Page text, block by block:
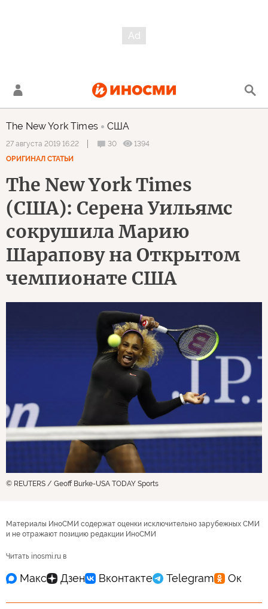
The New York Times США
27 августа 2019 16:22 30
1394
ОРИГИНАЛ СТАТЬИ
The New York Times
(США): Серена Уильямс
сокрушила Марию
Шарапову на Открытом
чемпионате США
© REUTERS / Geoff Burke-USA TODAY Sports
Материалы ИноСМИ содержат оценки исключительно зарубежных СМИ
и не отражают позицию редакции ИноСМИ
Читать inosmi.ru в